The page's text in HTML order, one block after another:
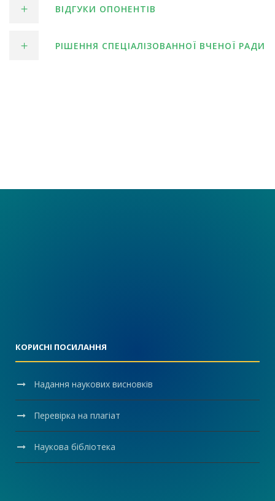
ВІДГУКИ ОПОНЕНТІВ
РІШЕННЯ СПЕЦІАЛІЗОВАННОЇ ВЧЕНОЇ РАДИ
КОРИСНІ ПОСИЛАННЯ
Надання наукових висновків
Перевірка на плагіат
Наукова бібліотека